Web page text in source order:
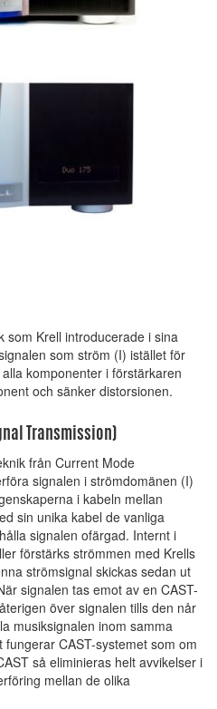
som Krell introducerade i sina
som ström (I) istället för
komponenter i förstärkaren
och sänker distorsionen.
Transmission)
från Current Mode
signalen i strömdomänen (I)
i kabeln mellan
sin unika kabel de vanliga
signalen ofärgad. Internt i
förstärks strömmen med Krells
strömsignal skickas sedan ut
signalen tas emot av en CAST-
över signalen tills den når
musiksignalen inom samma
CAST-systemet som om
så eliminieras helt avvikelser i
mellan de olika